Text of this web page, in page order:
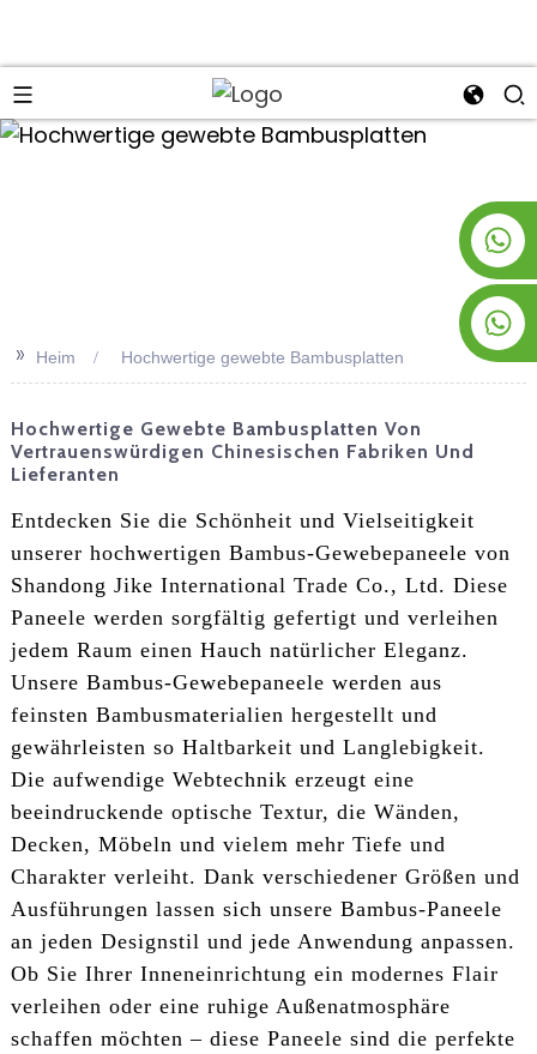
>>
Heim Hochwertige gewebte Bambusplatten
Hochwertige Gewebte Bambusplatten Von
Vertrauenswürdigen Chinesischen Fabriken Und
Lieferanten
Entdecken Sie die Schönheit und Vielseitigkeit
unserer hochwertigen Bambus-Gewebepaneele von
Shandong Jike International Trade Co., Ltd. Diese
Paneele werden sorgfältig gefertigt und verleihen
jedem Raum einen Hauch natürlicher Eleganz.
Unsere Bambus-Gewebepaneele werden aus
feinsten Bambusmaterialien hergestellt und
gewährleisten so Haltbarkeit und Langlebigkeit.
Die aufwendige Webtechnik erzeugt eine
beeindruckende optische Textur, die Wänden,
Decken, Möbeln und vielem mehr Tiefe und
Charakter verleiht. Dank verschiedener Größen und
Ausführungen lassen sich unsere Bambus-Paneele
an jeden Designstil und jede Anwendung anpassen.
Ob Sie Ihrer Inneneinrichtung ein modernes Flair
verleihen oder eine ruhige Außenatmosphäre
schaffen möchten – diese Paneele sind die perfekte